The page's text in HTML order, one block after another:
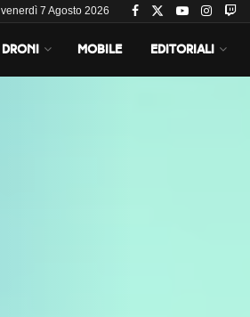
venerdì 7 Agosto 2026
DRONI MOBILE EDITORIALI